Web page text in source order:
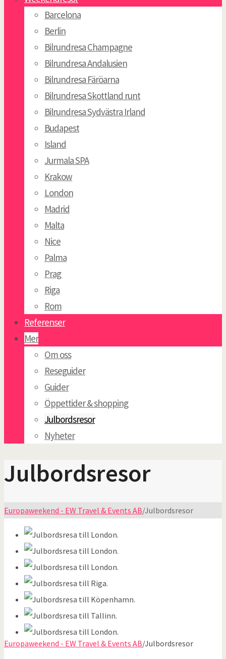
Barcelona
Berlin
Bilrundresa Champagne
Bilrundresa Andalusien
Bilrundresa Färöarna
Bilrundresa Skottland runt
Bilrundresa Sydvästra Irland
Budapest
Island
Jurmala SPA
Krakow
London
Madrid
Malta
Nice
Palma
Prag
Riga
Rom
Referenser
Mer
Om oss
Reseguider
Guider
Öppettider & shopping
Julbordsresor
Nyheter
Julbordsresor
Europaweekend - EW Travel & Events AB/Julbordsresor
Europaweekend - EW Travel & Events AB/Julbordsresor